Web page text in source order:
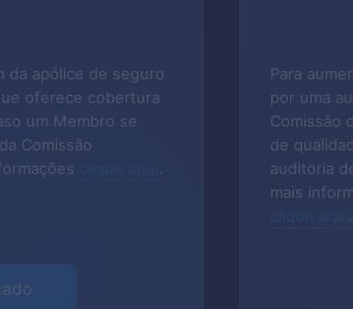
da apólice de seguro
oferece cobertura
um Membro se
Comissão
clique aqui
Para
por uma
Comissão
de
auditoria
mais
clique aqui